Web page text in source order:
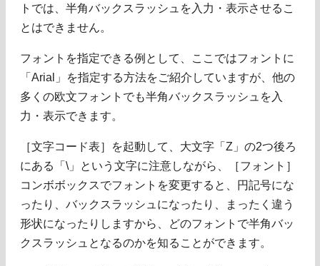
トでは、半角バックスラッシュを入力・表示させるこ
とはできません。
フォントを指定できる例として、ここではフォントに
「Arial」を指定する方法をご紹介していますが、他の
多くの欧文フォントでも半角バックスラッシュを入
力・表示できます。
［文字コード表］を起動して、大文字「Z」の2つ後ろ
にある「\」という文字に注意しながら、［フォント］
コンボボックスでフォントを変更すると、円記号にな
ったり、バックスラッシュになったり、まったく違う
形状になったりしますから、どのフォントで半角バッ
クスラッシュとなるのかを知ることができます。